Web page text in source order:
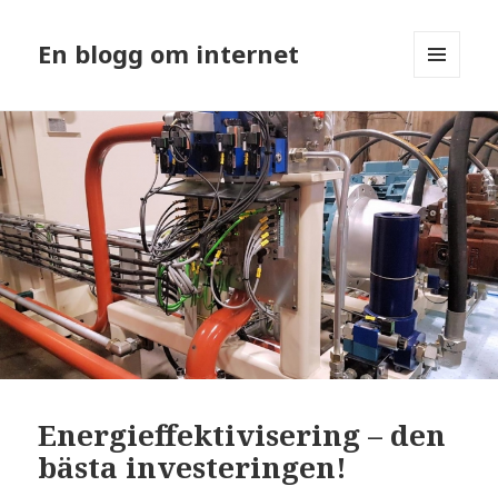
En blogg om internet
WIDGETS
Energieffektivisering – den
bästa investeringen!